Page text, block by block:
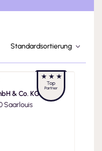
Standardsortierung
& Co. KG
Saarlouis